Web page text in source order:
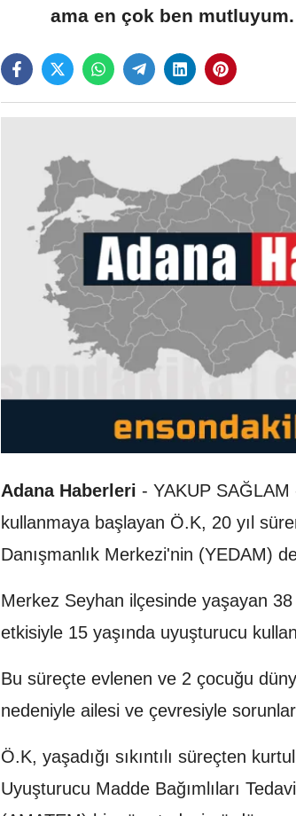
ama en çok ben
Adana Haberleri - YAKUP SAĞLAM
kullanmaya başlayan Ö.K, 20 yıl süren
Danışmanlık Merkezi'nin (YEDAM)
Merkez Seyhan ilçesinde yaşayan
etkisiyle 15 yaşında uyuşturucu
Bu süreçte evlenen ve 2 çocuğu
nedeniyle ailesi ve çevresiyle
Ö.K, yaşadığı sıkıntılı süreçten
Uyuşturucu Madde Bağımlıları